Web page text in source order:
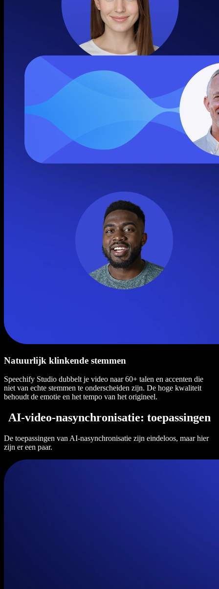
Natuurlijk klinkende stemmen
Speechify Studio dubbelt je video naar 60+ talen en accenten die
niet van echte stemmen te onderscheiden zijn. De hoge kwaliteit
behoudt de emotie en het tempo van het origineel.
AI-video-nasynchronisatie: toepassingen
De toepassingen van AI-nasynchronisatie zijn eindeloos, maar hier
zijn er een paar.